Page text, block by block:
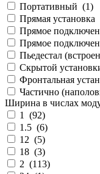
Портативный (1)
Прямая установка
Прямое
Прямое
Пьедестал
Скрытой
Фронтальная
Частично
Ширина в числах
1 (92)
1.5 (6)
12 (5)
18 (3)
2 (113)